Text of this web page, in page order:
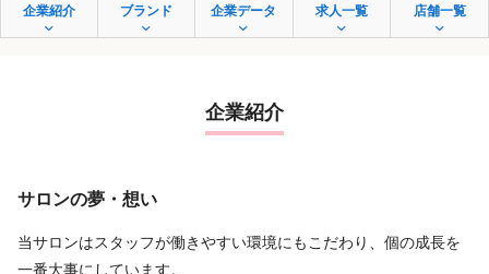
企業紹介 ブランド 企業データ 求人一覧 店舗一覧
企業紹介
サロンの夢・想い
当サロンはスタッフが働きやすい環境にもこだわり、個の成長を
一番大事にしています。